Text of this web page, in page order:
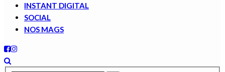
INSTANT DIGITAL
SOCIAL
NOS MAGS